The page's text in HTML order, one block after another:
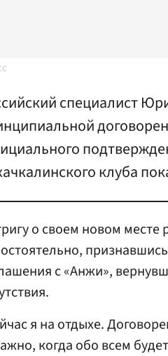
специалист
клуба
о своем новом
с «Анжи»,
я на отдыхе.
когда обо всем